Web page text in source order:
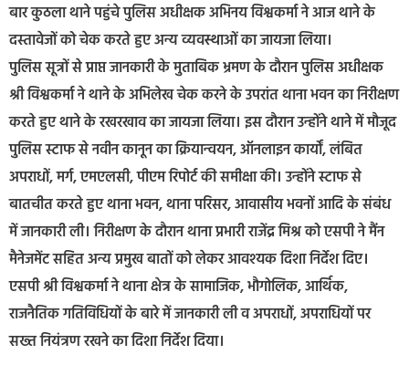
बार कुठला थाने पहुंचे पुलिस अधीक्षक अभिनय विश्वकर्मा ने आज थाने के
दस्तावेजों को चेक करते हुए अन्य व्यवस्थाओं का जायजा लिया।
पुलिस सूत्रों से प्राप्त जानकारी के मुताबिक भ्रमण के दौरान पुलिस अधीक्षक
श्री विश्वकर्मा ने थाने के अभिलेख चेक करने के उपरांत थाना भवन का निरीक्षण
करते हुए थाने के रखरखाव का जायजा लिया। इस दौरान उन्होंने थाने में मौजूद
पुलिस स्टाफ से नवीन कानून का क्रियान्वयन, ऑनलाइन कार्यों, लंबित
अपराधों, मर्ग, एमएलसी, पीएम रिपोर्ट की समीक्षा की। उन्होंने स्टाफ से
बातचीत करते हुए थाना भवन, थाना परिसर, आवासीय भवनों आदि के संबंध
में जानकारी ली। निरीक्षण के दौरान थाना प्रभारी राजेंद्र मिश्र को एसपी ने मैंन
मैनेजमेंट सहित अन्य प्रमुख बातों को लेकर आवश्यक दिशा निर्देश दिए।
एसपी श्री विश्वकर्मा ने थाना क्षेत्र के सामाजिक, भौगोलिक, आर्थिक,
राजनैतिक गतिविधियों के बारे में जानकारी ली व अपराधों, अपराधियों पर
सख्त नियंत्रण रखने का दिशा निर्देश दिया।